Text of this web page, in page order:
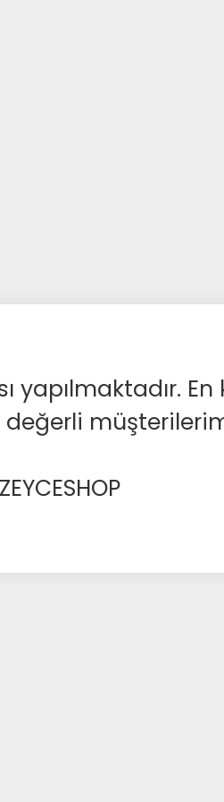
yapılmaktadır.
ZEYCESHOP